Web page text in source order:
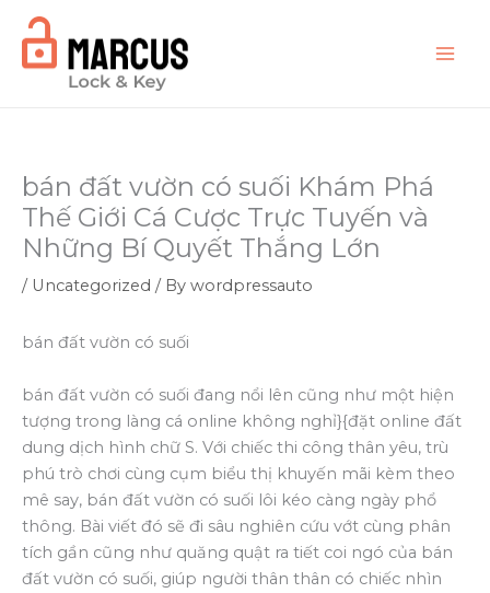
content
bán đất vườn có suối Khám Phá
Thế Giới Cá Cược Trực Tuyến và
Những Bí Quyết Thắng Lớn
/ Uncategorized / By wordpressauto
bán đất vườn có suối
bán đất vườn có suối đang nổi lên cũng như một hiện
tượng trong làng cá online không nghỉ}{đặt online đất
dung dịch hình chữ S. Với chiếc thi công thân yêu, trù
phú trò chơi cùng cụm biểu thị khuyến mãi kèm theo
mê say, bán đất vườn có suối lôi kéo càng ngày phổ
thông. Bài viết đó sẽ đi sâu nghiên cứu vớt cùng phân
tích gần cũng như quăng quật ra tiết coi ngó của bán
đất vườn có suối, giúp người thân thân có chiếc nhìn